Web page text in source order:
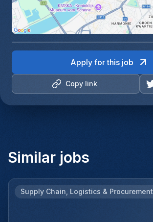
Copy link
Apply for this job
Similar jobs
Supply Chain, Logistics & Procurement